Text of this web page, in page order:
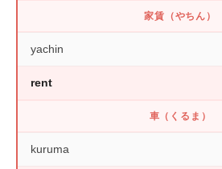
家賃（やちん）
yachin
rent
車（くるま）
kuruma